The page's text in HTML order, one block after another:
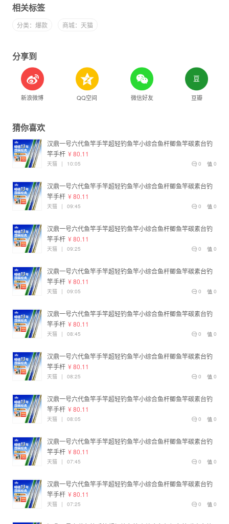
相关标签
分类：爆款 商城：天猫
分享到
新浪微博 QQ空间 微信好友 豆瓣
猜你喜欢
汉鼎一号六代鱼竿手竿超轻钓鱼竿小综合鱼杆鲫鱼竿碳素台钓
竿手杆 ¥ 80.11
0
0
天猫 | 10:05
汉鼎一号六代鱼竿手竿超轻钓鱼竿小综合鱼杆鲫鱼竿碳素台钓
竿手杆 ¥ 80.11
0
0
天猫 | 09:45
汉鼎一号六代鱼竿手竿超轻钓鱼竿小综合鱼杆鲫鱼竿碳素台钓
竿手杆 ¥ 80.11
0
0
天猫 | 09:25
汉鼎一号六代鱼竿手竿超轻钓鱼竿小综合鱼杆鲫鱼竿碳素台钓
竿手杆 ¥ 80.11
0
0
天猫 | 09:05
汉鼎一号六代鱼竿手竿超轻钓鱼竿小综合鱼杆鲫鱼竿碳素台钓
竿手杆 ¥ 80.11
0
0
天猫 | 08:45
汉鼎一号六代鱼竿手竿超轻钓鱼竿小综合鱼杆鲫鱼竿碳素台钓
竿手杆 ¥ 80.11
0
0
天猫 | 08:25
汉鼎一号六代鱼竿手竿超轻钓鱼竿小综合鱼杆鲫鱼竿碳素台钓
竿手杆 ¥ 80.11
0
0
天猫 | 08:05
汉鼎一号六代鱼竿手竿超轻钓鱼竿小综合鱼杆鲫鱼竿碳素台钓
竿手杆 ¥ 80.11
0
0
天猫 | 07:45
汉鼎一号六代鱼竿手竿超轻钓鱼竿小综合鱼杆鲫鱼竿碳素台钓
竿手杆 ¥ 80.11
0
0
天猫 | 07:25